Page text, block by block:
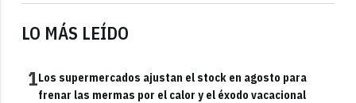
LO MÁS LEÍDO
1Los supermercados ajustan el stock en agosto para
frenar las mermas por el calor y el éxodo vacacional